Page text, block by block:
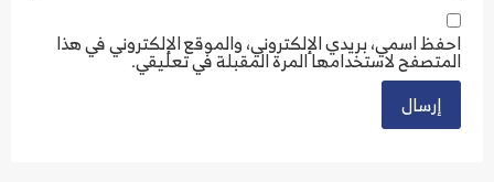
احفظ اسمي، بريدي الإلكتروني، والموقع الإلكتروني في هذا
المتصفح لاستخدامها المرة المقبلة في تعليقي.